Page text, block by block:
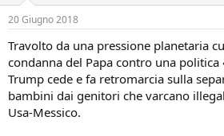
20 Giugno 2018
Travolto da una pressione planetaria
condanna del Papa contro una
Trump cede e fa retromarcia sulla
bambini dai genitori che varcano
Usa-Messico.